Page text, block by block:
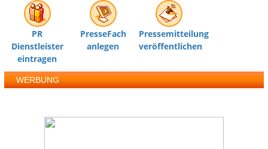
PR
Dienstleister
eintragen
PresseFach
anlegen
Pressemitteilung
veröffentlichen
WERBUNG